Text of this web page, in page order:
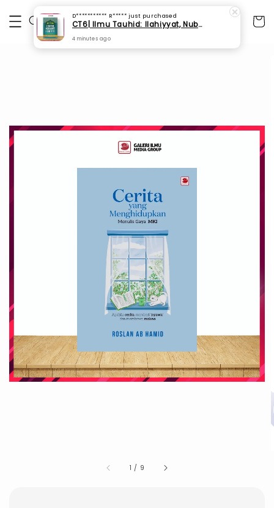
1 / 9
D*********** R***** just purchased
CT6| Ilmu Tauhid: Ilahiyyat, Nubuwwat & Sam‘Iyyat (SPI 156)
4 minutes ago